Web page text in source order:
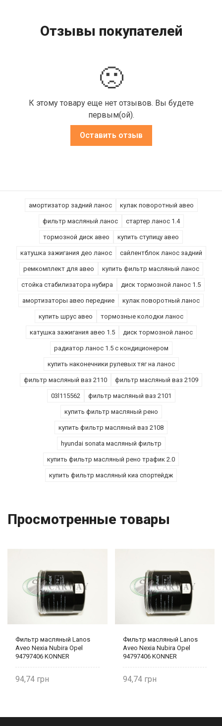
Отзывы покупателей
🙁
К этому товару еще нет отзывов. Вы будете
первым(ой).
Оставить отзыв
амортизатор задний ланос кулак поворотный авео
фильтр масляный ланос стартер ланос 1.4
тормозной диск авео купить ступицу авео
катушка зажигания део ланос сайлентблок ланос задний
ремкомплект для авео купить фильтр масляный ланос
стойка стабилизатора нубира диск тормозной ланос 1.5
амортизаторы авео передние кулак поворотный ланос
купить шрус авео тормозные колодки ланос
катушка зажигания авео 1.5 диск тормозной ланос
радиатор ланос 1.5 с кондиционером
купить наконечники рулевых тяг на ланос
фильтр масляный ваз 2110 фильтр масляный ваз 2109
03l115562 фильтр масляный ваз 2101
купить фильтр масляный рено
купить фильтр масляный ваз 2108
hyundai sonata масляный фильтр
купить фильтр масляный рено трафик 2.0
купить фильтр масляный киа спортейдж
Просмотренные товары
Фильтр масляный Lanos
Aveo Nexia Nubira Opel
94797406 KONNER
94,74
Фильтр масляный Lanos
Aveo Nexia Nubira Opel
94797406 KONNER
94,74